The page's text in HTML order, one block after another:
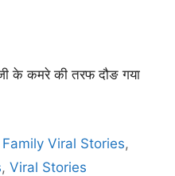
के कमरे की तरफ दौङ गया
Family Viral Stories,
, Viral Stories